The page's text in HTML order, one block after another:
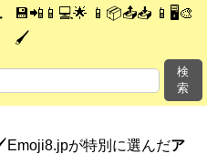
💾📲📱💻🌟 📱📦📤📥 📱🖥️🎨
🖌️
検
索
が特別に選んだア